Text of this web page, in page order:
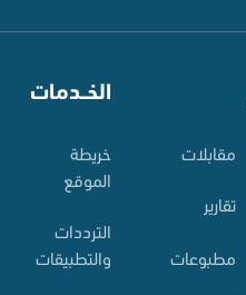
مقابلات
تقارير
مطبوعات
الخــدمات
خريطة
الموقع
الترددات
والتطبيقات